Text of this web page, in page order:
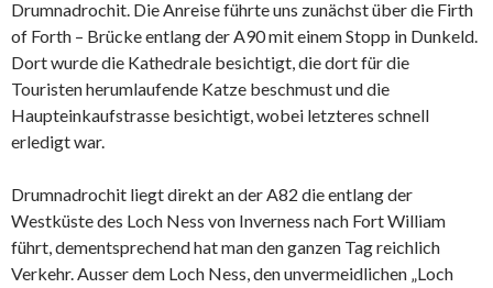
Drumnadrochit. Die Anreise führte uns zunächst über die Firth
of Forth – Brücke entlang der A90 mit einem Stopp in Dunkeld.
Dort wurde die Kathedrale besichtigt, die dort für die
Touristen herumlaufende Katze beschmust und die
Haupteinkaufstrasse besichtigt, wobei letzteres schnell
erledigt war.
Drumnadrochit liegt direkt an der A82 die entlang der
Westküste des Loch Ness von Inverness nach Fort William
führt, dementsprechend hat man den ganzen Tag reichlich
Verkehr. Ausser dem Loch Ness, den unvermeidlichen „Loch